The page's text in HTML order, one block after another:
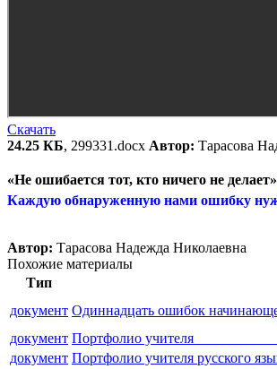
Скачать
24.25 КБ, 299331.docx Автор: Тарасова
«Не ошибается тот, кто ничего не
Каждую обнаруженную нами ошибку
Автор: Тарасова Надежда Николаевна
Похожие материалы
Тип
документ Одиннадцать ошибок
документ Портфолио
документ Портфолио